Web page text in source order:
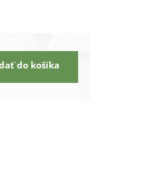
do košíka